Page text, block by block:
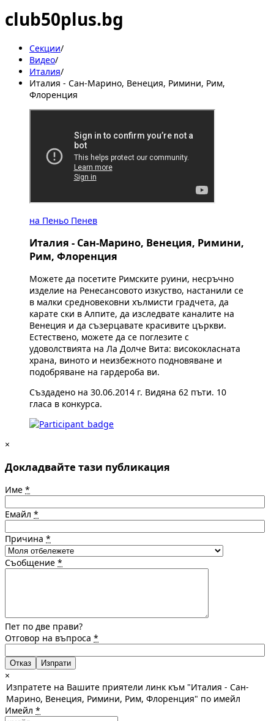
club50plus.bg
Секции/
Видеo/
Италия/
Италия - Сан-Марино, Венеция, Римини, Рим,
Флоренция
на Пеньо Пенев
Италия - Сан-Марино, Венеция, Римини,
Рим, Флоренция
Можете да посетите Римските руини, несръчно
изделие на Ренесансовото изкуство, настанили се
в малки средновековни хълмисти градчета, да
карате ски в Алпите, да изследвате каналите на
Венеция и да съзерцавате красивите църкви.
Естествено, можете да се поглезите с
удоволствията на Ла Долче Вита: висококласната
храна, виното и неизбежното подновяване и
подобряване на гардероба ви.
Създадено на 30.06.2014 г. Видяна 62 пъти. 10
гласа в конкурса.
×
Докладвайте тази публикация
Име *
Емайл *
Причина *
Съобщение *
Пет по две прави?
Отговор на въпроса *
Отказ
×
Изпратете на Вашите приятели линк към "Италия - Сан-
Марино, Венеция, Римини, Рим, Флоренция" по имейл
Имейл *